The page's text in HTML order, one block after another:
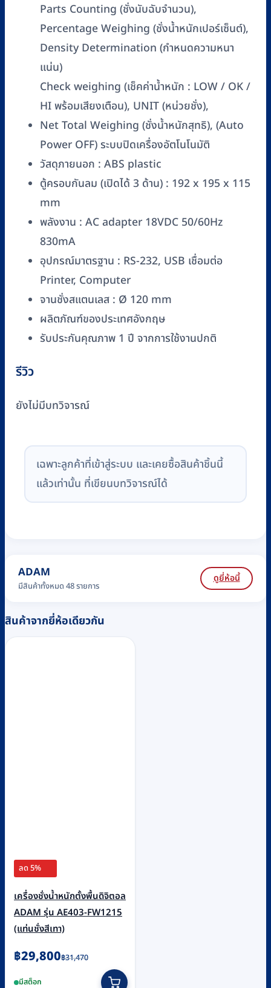
Parts Counting (ชั่งนับฉับจำนวน),
Percentage Weighing (ชั่งน้ำหนักเปอร์เซ็นต์),
Density Determination (กำหนดความหนา
แน่น)
Check weighing (เช็คค่าน้ำหนัก : LOW / OK /
HI พร้อมเสียงเตือน), UNIT (หน่วยชั่ง),
Net Total Weighing (ชั่งน้ำหนักสุทธิ), (Auto
Power OFF) ระบบปิดเครื่องอัตโนโนมัติ
วัสดุภายนอก : ABS plastic
ตู้ครอบกันลม (เปิดได้ 3 ด้าน) : 192 x 195 x 115
mm
พลังงาน : AC adapter 18VDC 50/60Hz
830mA
อุปกรณ์มาตรฐาน : RS-232, USB เชื่อมต่อ
Printer, Computer
จานชั่งสแตนเลส : Ø 120 mm
ผลิตภัณฑ์ของประเทศอังกฤษ
รับประกันคุณภาพ 1 ปี จากการใช้งานปกติ
รีวิว
ยังไม่มีบทวิจารณ์
เฉพาะลูกค้าที่เข้าสู่ระบบ และเคยซื้อสินค้าชิ้นนี้
แล้วเท่านั้น ที่เขียนบทวิจารณ์ได้
ADAM
มีสินค้าทั้งหมด 48 รายการ
ดูยี่ห้อนี้
สินค้าจากยี่ห้อเดียวกัน
ลด 5%
เครื่องชั่งน้ำหนักตั้งพื้นดิจิตอล
ADAM รุ่น AE403-FW1215
(แท่นชั่งสีเทา)
฿31,470
Original
฿29,800
Current
มีสต็อก